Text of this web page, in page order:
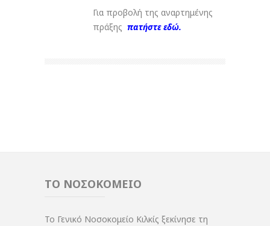
Για προβολή της αναρτημένης
πράξης πατήστε εδώ.
ΤΟ ΝΟΣΟΚΟΜΕΙΟ
Το Γενικό Νοσοκομείο Κιλκίς ξεκίνησε τη